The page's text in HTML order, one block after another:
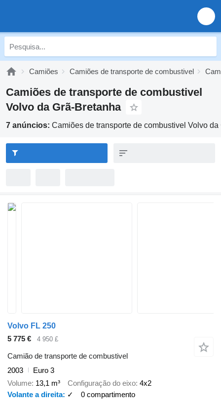
Camiões Camiões de transporte de combustivel
Camiões de transporte de combustivel
Volvo da Grã-Bretanha
7 anúncios: Camiões de transporte de combustivel Volvo da
Volvo FL 250
5 775 €
4 950 £
Camião de transporte de combustivel
2003
Euro 3
Volume 13,1 m³ Configuração do eixo 4x2
Volante a direita
✓ 0 compartimento